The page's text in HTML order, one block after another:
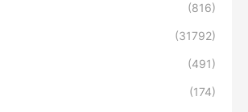
(816)
(31792)
(491)
(174)